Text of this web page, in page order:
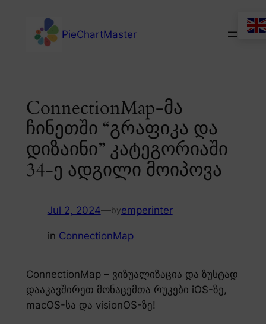
content
PieChartMaster
ConnectionMap-მა
ჩინეთში “გრაფიკა და
დიზაინი” კატეგორიაში
34-ე ადგილი მოიპოვა
Jul 2, 2024—byemperinter
in ConnectionMap
ConnectionMap – ვიზუალიზაცია და ზუსტად
დააკავშირეთ მონაცემთა რუკები iOS-ზე,
macOS-სა და visionOS-ზე!